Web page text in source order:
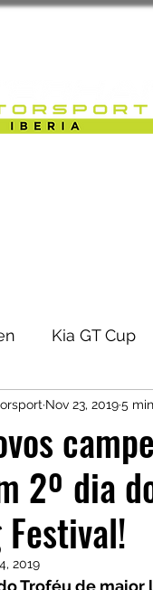
Kia GT Cup
Listas de
2º dia
Nov 23, 20195
2019
Troféu de